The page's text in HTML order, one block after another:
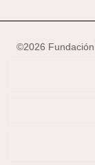
©2026